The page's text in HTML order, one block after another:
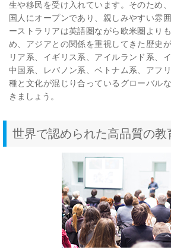
生や移民を受け入れています。そのため
国人にオープンであり、親しみやすい雰
ーストラリアは英語圏ながら欧米圏より
め、アジアとの関係を重視してきた歴史
リア系、イギリス系、アイルランド系、
中国系、レバノン系、ベトナム系、アフ
種と文化が混じり合っているグローバル
きましょう。
世界で認められた高品質の教